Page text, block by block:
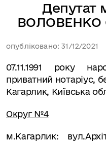
Депутат
ВОЛОВЕНКО
опубліковано: 31/12/2021
07.11.1991 року
приватний нотаріус,
Кагарлик, Київська
Округ №4
м.Кагарлик: